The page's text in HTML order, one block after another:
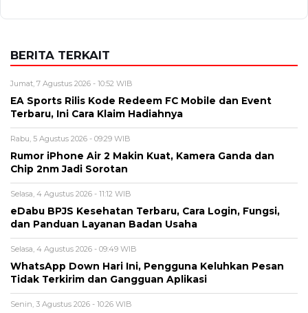
Chip 2nm Jadi Sorotan
Selasa, 4 Agustus 2026 - 11:12 WIB
eDabu BPJS Kesehatan Terbaru, Cara Login, Fungsi,
dan Panduan Layanan Badan Usaha
Selasa, 4 Agustus 2026 - 09:49 WIB
WhatsApp Down Hari Ini, Pengguna Keluhkan Pesan
Tidak Terkirim dan Gangguan Aplikasi
Senin, 3 Agustus 2026 - 10:26 WIB
iPhone Air 2 Terbaru, Bocoran Spesifikasi, Harga, dan
Perkiraan Rilis Apple
BERITA TERBARU
Pendidikan
Hasil PPPK Sekolah Rakyat 2026